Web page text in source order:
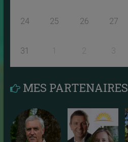
24 25 26 27
31 1 2 3
MES PARTENAIRES